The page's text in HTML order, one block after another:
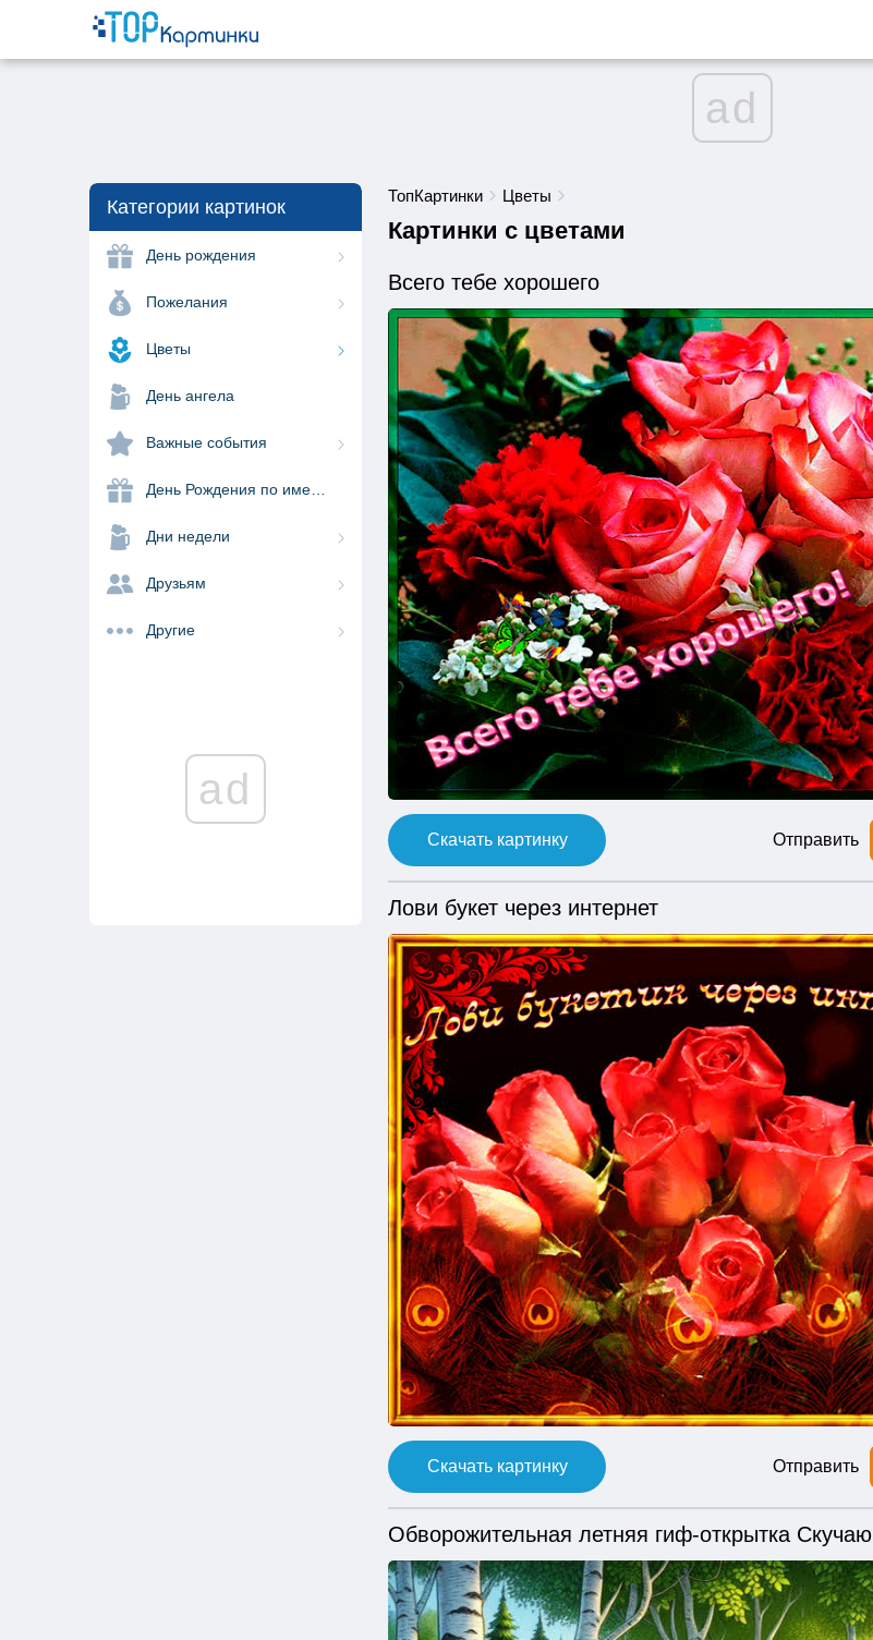
ad
Категории картинок
День рождения
Пожелания
Цветы
День ангела
Важные события
Дни недели
Друзьям
Другие
ad
ТопКартинки Цветы
Картинки с цветами
Всего тебе хорошего
Скачать картинку Отправить
Лови букет через интернет
Скачать картинку Отправить
Обворожительная летняя гиф-открытка Скучаю